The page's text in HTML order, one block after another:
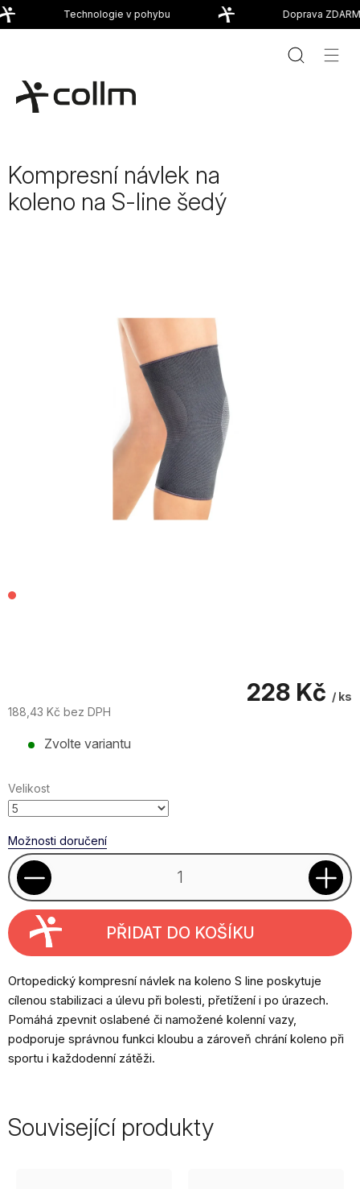
Přejít
na
Technologie v pohybu Doprava
Kompresní návlek na
koleno na S-line šedý
228 Kč / ks
188,43 Kč bez DPH
cena:
Zvolte variantu
Velikost
Možnosti doručení
PŘIDAT DO KOŠÍKU
Ortopedický kompresní návlek na koleno S line poskytuje
cílenou stabilizaci a úlevu při bolesti, přetížení i po úrazech.
Pomáhá zpevnit oslabené či namožené kolenní vazy,
podporuje správnou funkci kloubu a zároveň chrání koleno při
sportu i každodenní zátěži.
Související produkty